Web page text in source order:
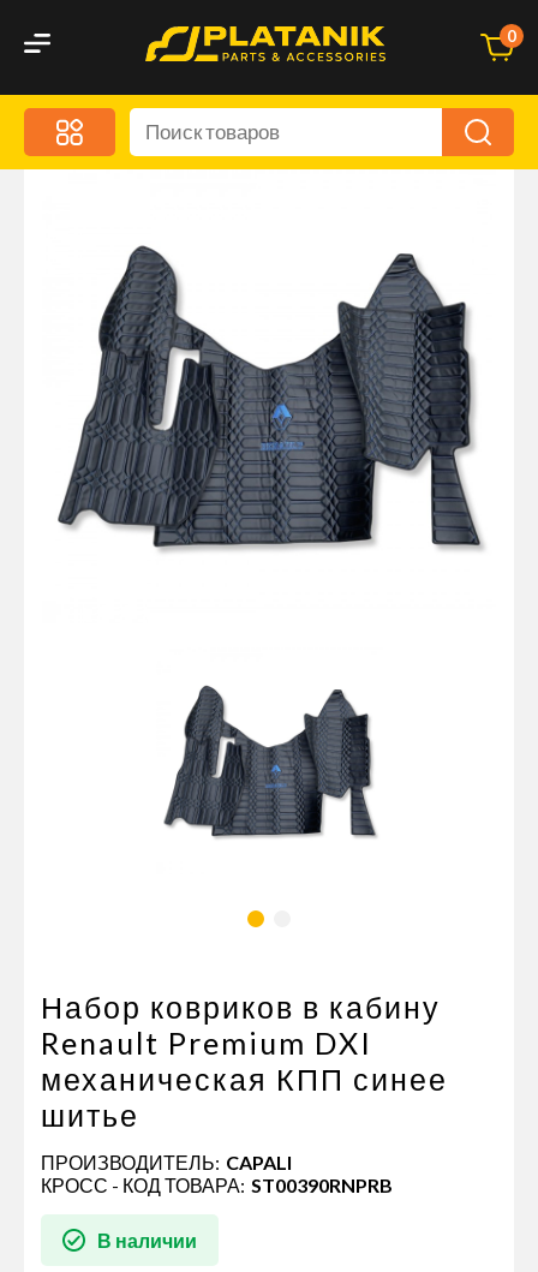
0
Меню
Акционные предложения
Дорожная кухня
Автохимия и уход
Оптика и светотехника
Брызговики
Запчасти кузова и зеркала
Малый коммерческий транспорт
Маркировочные знаки и светоотражатели
Пневматические соединения
Автономное отопление и
кондиционировани
Стяжные ремни и тросы
Набор ковриков в кабину
Renault Premium DXI
механическая КПП синее
шитье
ПРОИЗВОДИТЕЛЬ: CAPALI
КРОСС - КОД ТОВАРА: ST00390RNPRB
В наличии